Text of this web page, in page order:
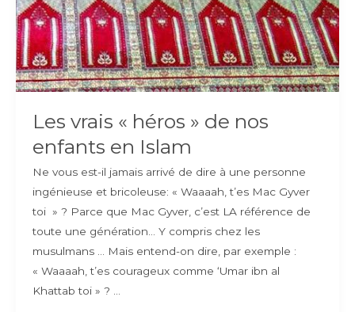
Les vrais « héros » de nos
enfants en Islam
Ne vous est-il jamais arrivé de dire à une personne
ingénieuse et bricoleuse: « Waaaah, t’es Mac Gyver
toi » ? Parce que Mac Gyver, c’est LA référence de
toute une génération… Y compris chez les
musulmans … Mais entend-on dire, par exemple :
« Waaaah, t’es courageux comme ‘Umar ibn al
Khattab toi » ? …